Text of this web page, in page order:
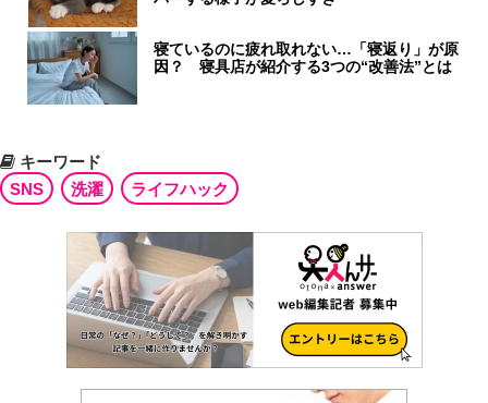
寝ているのに疲れ取れない…「寝返り」が原
因？ 寝具店が紹介する3つの“改善法”とは
キーワード
SNS
洗濯 ライフハック